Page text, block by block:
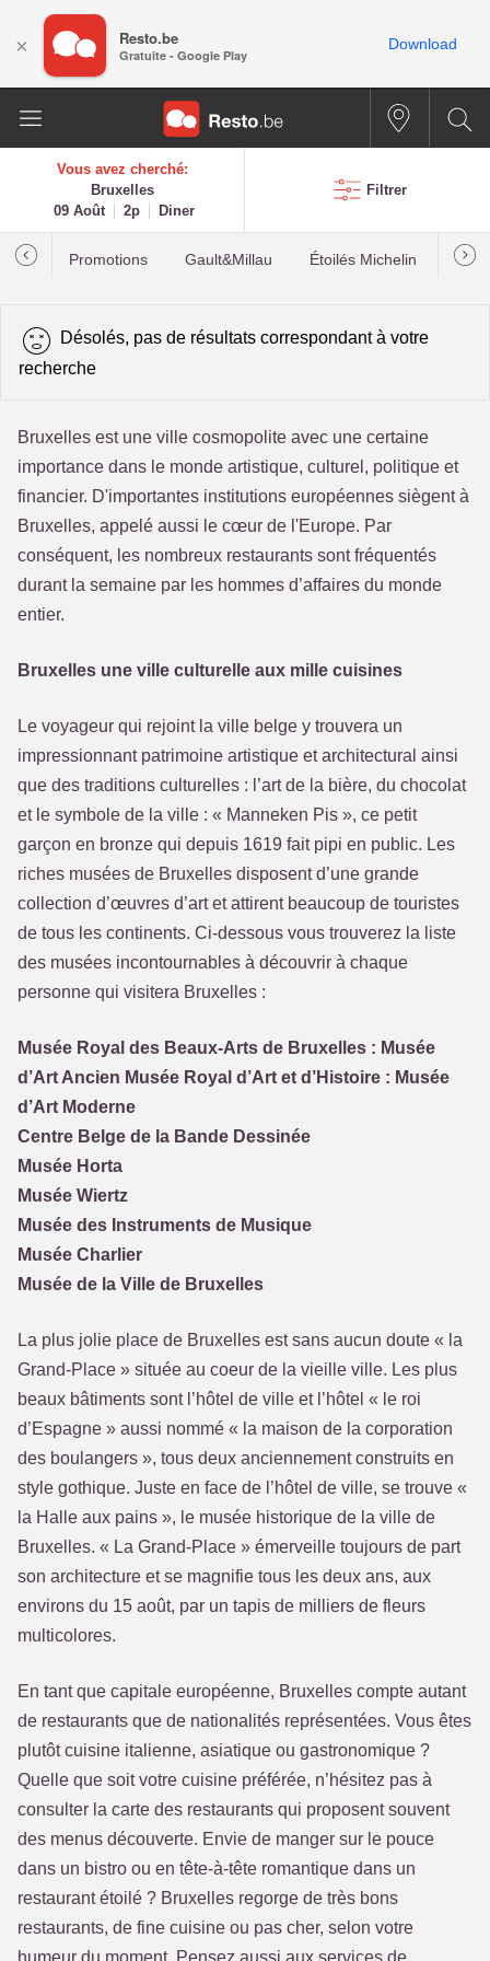
Vous avez cherché:
Bruxelles
09 Août
2p Diner
Filtrer
Promotions Gault&Millau Étoilés Michelin Les
Désolés, pas de résultats correspondant à votre
recherche
Bruxelles est une ville cosmopolite avec une certaine
importance dans le monde artistique, culturel, politique et
financier. D'importantes institutions européennes siègent à
Bruxelles, appelé aussi le cœur de l'Europe. Par
conséquent, les nombreux restaurants sont fréquentés
durant la semaine par les hommes d’affaires du monde
entier.
Bruxelles une ville culturelle aux mille cuisines
Le voyageur qui rejoint la ville belge y trouvera un
impressionnant patrimoine artistique et architectural ainsi
que des traditions culturelles : l’art de la bière, du chocolat
et le symbole de la ville : « Manneken Pis », ce petit
garçon en bronze qui depuis 1619 fait pipi en public. Les
riches musées de Bruxelles disposent d’une grande
collection d’œuvres d’art et attirent beaucoup de touristes
de tous les continents. Ci-dessous vous trouverez la liste
des musées incontournables à découvrir à chaque
personne qui visitera Bruxelles :
Musée Royal des Beaux-Arts de Bruxelles : Musée
d’Art Ancien Musée Royal d’Art et d’Histoire : Musée
d’Art Moderne
Centre Belge de la Bande Dessinée
Musée Horta
Musée Wiertz
Musée des Instruments de Musique
Musée Charlier
Musée de la Ville de Bruxelles
La plus jolie place de Bruxelles est sans aucun doute « la
Grand-Place » située au coeur de la vieille ville. Les plus
beaux bâtiments sont l’hôtel de ville et l’hôtel « le roi
d’Espagne » aussi nommé « la maison de la corporation
des boulangers », tous deux anciennement construits en
style gothique. Juste en face de l’hôtel de ville, se trouve «
la Halle aux pains », le musée historique de la ville de
Bruxelles. « La Grand-Place » émerveille toujours de part
son architecture et se magnifie tous les deux ans, aux
environs du 15 août, par un tapis de milliers de fleurs
multicolores.
En tant que capitale européenne, Bruxelles compte autant
de restaurants que de nationalités représentées. Vous êtes
plutôt cuisine italienne, asiatique ou gastronomique ?
Quelle que soit votre cuisine préférée, n’hésitez pas à
consulter la carte des restaurants qui proposent souvent
des menus découverte. Envie de manger sur le pouce
dans un bistro ou en tête-à-tête romantique dans un
restaurant étoilé ? Bruxelles regorge de très bons
restaurants, de fine cuisine ou pas cher, selon votre
humeur du moment. Pensez aussi aux services de
× Resto.be
Gratuite - Google Play
Download